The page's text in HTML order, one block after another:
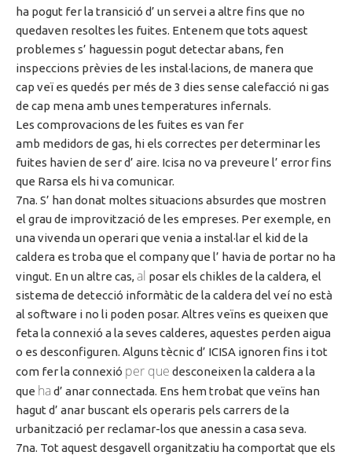
ha pogut fer la transició d’ unservei a altre fins que no
quedaven resoltes les fuites. Entenem que tots aquest
problemes s’ haguessin pogut detectar abans, fen
inspeccions prèvies de les instal·lacions, de manera que
cap veï es quedés per més de 3 dies sense calefacció ni gas
de cap mena amb unes temperatures infernals.
Les comprovacions de les fuites es van fer
amb medidors de gas, hi els correctes per determinar les
fuites havien de serd’ aire. Icisa no va preveure l’ error fins
que Rarsa els hi va comunicar.
7na. S’ handonat moltes situacions absurdes que mostren
el graude improvització de les empreses. Per exemple, en
unavivendaun operari que venia a instal·lar el kid de la
caldera es troba que el company que l’ haviade portar no ha
vingut. En un altre cas,al posar els chikles de la caldera, el
sistema de detecció informàtic de la caldera del veí no està
al software i no li poden posar. Altres veïns es queixen que
feta la connexió ala seves calderes, aquestes perden aigua
o es desconfiguren. Alguns tècnicd’ ICISA ignoren fins i tot
com fer la connexió per que desconeixen la calderaa la
que had’ anarconnectada. Ens hem trobat que veïns han
hagut d’ anar buscant els operaris pels carrers de la
urbanització per reclamar-los que anessina casaseva.
7na. Tot aquest desgavell organitzatiu ha comportat que els